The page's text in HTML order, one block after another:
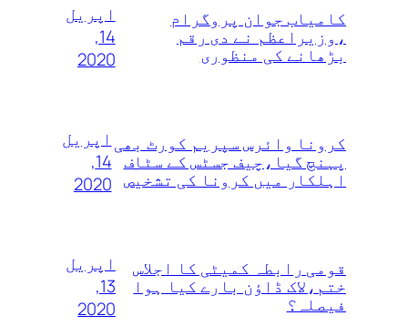
کامیاب جوان پروگرام
،وزیراعظم نے دی رقم
بڑھانے کی منظوری
اپریل
14,
2020
کرونا وائرس سپریم کورٹ بھی
پہنچ گیا،چیف جسٹس کے سٹاف
اہلکار میں کرونا کی تشخیص
اپریل
14,
2020
قومی رابطہ کمیٹی کا اجلاس
ختم،لاک ڈاؤن بارے کیا ہوا
فیصلہ؟
اپریل
13,
2020